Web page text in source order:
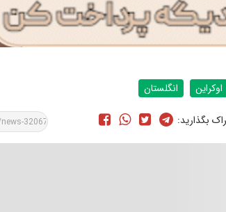
اوکراین انگلستان
بگذارید: